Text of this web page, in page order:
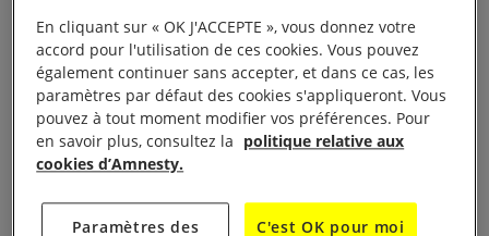
manifestations, a également été arrêté. Les
manifestant·e·s exigeaient l’ouverture d’une enquête
sur plusieurs affaires de femmes tuées dans la
province de Cuanza-Nord. D’après le journalDiário
Independente , aucune enquête n’avait été menée
sur les homicides dont avaient été victimes pas
moins de 16 femmes entre février 2024 et janvier
2025. Quelques jours avant leur arrestation, les
En cliquant sur « OK J'ACCEPTE », vous donnez votre
accord pour l'utilisation de ces cookies. Vous pouvez
également continuer sans accepter, et dans ce cas, les
paramètres par défaut des cookies s'appliqueront. Vous
pouvez à tout moment modifier vos préférences. Pour
en savoir plus, consultez la politique relative aux
cookies d’Amnesty.
Paramètres des
C'est OK pour moi